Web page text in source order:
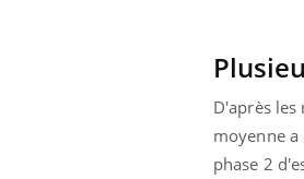
D'après
moyenne
phase 2